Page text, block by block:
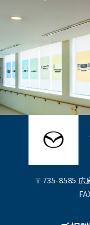
〒735-8585 広